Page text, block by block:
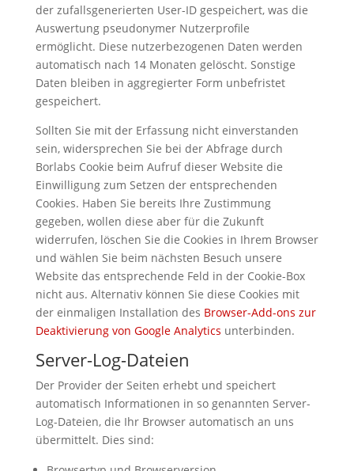
der zufallsgenerierten User-ID gespeichert, was die
Auswertung pseudonymer Nutzerprofile
ermöglicht. Diese nutzerbezogenen Daten werden
automatisch nach 14 Monaten gelöscht. Sonstige
Daten bleiben in aggregierter Form unbefristet
gespeichert.
Sollten Sie mit der Erfassung nicht einverstanden
sein, widersprechen Sie bei der Abfrage durch
Borlabs Cookie beim Aufruf dieser Website die
Einwilligung zum Setzen der entsprechenden
Cookies. Haben Sie bereits Ihre Zustimmung
gegeben, wollen diese aber für die Zukunft
widerrufen, löschen Sie die Cookies in Ihrem Browser
und wählen Sie beim nächsten Besuch unsere
Website das entsprechende Feld in der Cookie-Box
nicht aus. Alternativ können Sie diese Cookies mit
der einmaligen Installation des Browser-Add-ons zur
Deaktivierung von Google Analytics unterbinden.
Server-Log-Dateien
Der Provider der Seiten erhebt und speichert
automatisch Informationen in so genannten Server-
Log-Dateien, die Ihr Browser automatisch an uns
übermittelt. Dies sind: